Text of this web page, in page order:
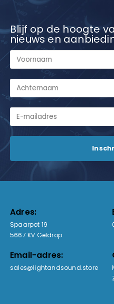
Blijf op de hoogte
nieuws en
Adres:
Spaarpot 19
5667 KV Geldrop
Email-adres:
sales@lightandsound.store